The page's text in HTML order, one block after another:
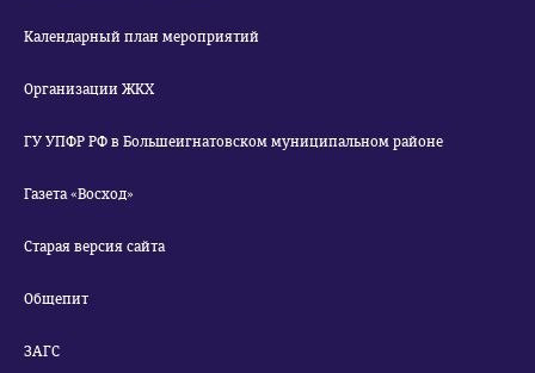
Календарный план мероприятий
Организации ЖКХ
ГУ УПФР РФ в Большеигнатовском муниципальном районе
Газета «Восход»
Старая версия сайта
Общепит
ЗАГС